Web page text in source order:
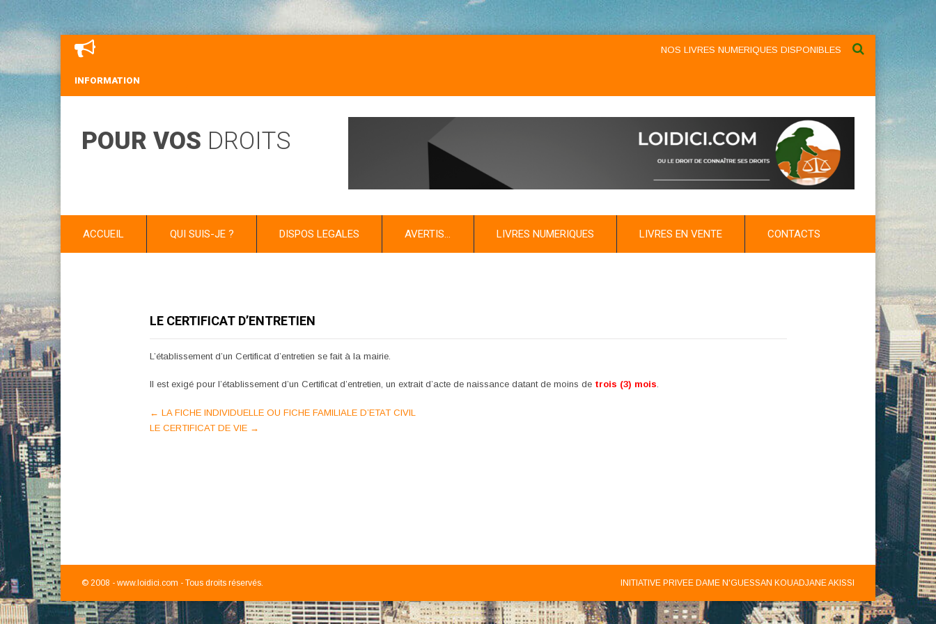
INFORMATION
NOS LIVRES NUMERIQUES DISPONIBLES AU NIVEAU DU MENU
POUR VOS DROITS
ACCUEIL QUI SUIS-JE ? DISPOS LEGALES AVERTIS… LIVRES NUMERIQUES LIVRES EN VENTE CONTACTS
LE CERTIFICAT D’ENTRETIEN
L’établissement d’un Certificat d’entretien se fait à la mairie.
Il est exigé pour l’établissement d’un Certificat d’entretien, un extrait d’acte de naissance datant de moins de trois (3) mois
Post
navigation
← LA FICHE INDIVIDUELLE OU FICHE FAMILIALE D’ETAT CIVIL
LE CERTIFICAT DE VIE →
© 2008 - www.loidici.com - Tous droits réservés. INITIATIVE PRIVEE DAME N'GUESSAN KOUADJANE AKISSI